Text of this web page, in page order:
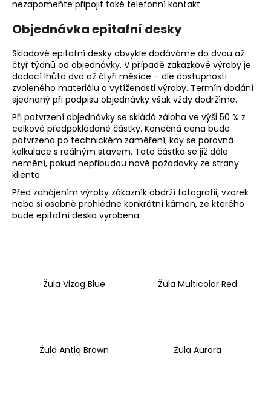
nezapomeňte připojit také telefonní kontakt.
Objednávka epitafní desky
Skladové epitafní desky obvykle dodáváme do dvou až
čtyř týdnů od objednávky. V případě zakázkové výroby je
dodací lhůta dva až čtyři měsíce – dle dostupnosti
zvoleného materiálu a vytíženosti výroby. Termín dodání
sjednaný při podpisu objednávky však vždy dodržíme.
Při potvrzení objednávky se skládá záloha ve výši 50 % z
celkové předpokládané částky. Konečná cena bude
potvrzena po technickém zaměření, kdy se porovná
kalkulace s reálným stavem. Tato částka se již dále
nemění, pokud nepřibudou nové požadavky ze strany
klienta.
Před zahájením výroby zákazník obdrží fotografii, vzorek
nebo si osobně prohlédne konkrétní kámen, ze kterého
bude epitafní deska vyrobena.
Žula Vizag Blue Žula Multicolor Red
Žula Antiq Brown Žula Aurora